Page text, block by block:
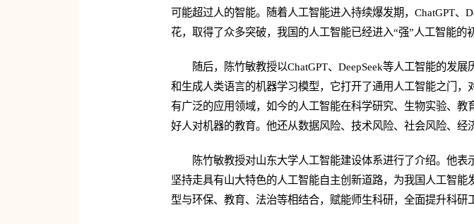
可能超过人的智能。随着人工智能进入持续爆发期，ChatGPT、
花，取得了众多突破，我国的人工智能已经进入“强”人工智能的
随后，陈竹敏教授以ChatGPT、DeepSeek等人工智能的发
和生成人类语言的机器学习模型，它打开了通用人工智能之门，
有广泛的应用领域，如今的人工智能在科学研究、生物实验、
好人对机器的教育。他还从数据风险、技术风险、社会风险、经
陈竹敏教授对山东大学人工智能建设体系进行了介绍。他表
坚持走具有山大特色的人工智能自主创新道路，为我国人工智
型与环保、教育、法治等相结合，赋能师生科研，全面提升科研